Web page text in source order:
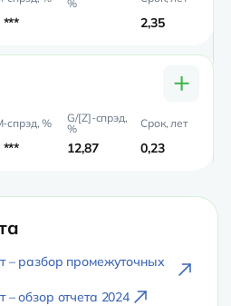
*** 2,35
+
*** 12,87 0,23
– разбор промежуточных
– обзор отчета 2024